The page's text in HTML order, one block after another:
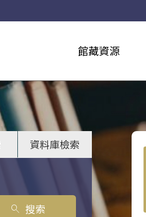
館藏資源
資料庫檢索
search 搜索